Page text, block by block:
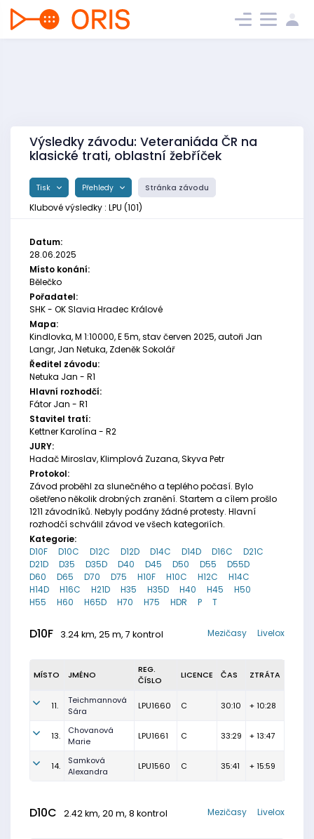
Výsledky závodu: Veteraniáda ČR na
klasické trati, oblastní žebříček
Tisk Přehledy Stránka závodu
Klubové výsledky : LPU (101)
Datum:
28.06.2025
Místo konání:
Bělečko
Pořadatel:
SHK - OK Slavia Hradec Králové
Mapa:
Kindlovka, M 1:10000, E 5m, stav červen 2025, autoři Jan
Langr, Jan Netuka, Zdeněk Sokolář
Ředitel závodu:
Netuka Jan - R1
Hlavní rozhodčí:
Fátor Jan - R1
Stavitel tratí:
Kettner Karolína - R2
JURY:
Hadač Miroslav, Klimplová Zuzana, Skyva Petr
Protokol:
Závod proběhl za slunečného a teplého počasí. Bylo
ošetřeno několik drobných zranění. Startem a cílem prošlo
1211 závodníků. Nebyly podány žádné protesty. Hlavní
rozhodčí schválil závod ve všech kategoriích.
Kategorie:
D10F
D10C D12C D12D D14C D14D D16C
D21C
D21D
D35 D35D D40 D45 D50 D55
D55D
D60
D65 D70 D75 H10F H10C H12C
H14C
H14D
H16C H21D H35 H35D H40 H45
H50
H55
H60 H65D H70 H75 HDR P T
D10F 3.24 km, 25 m, 7 kontrol Livelox
Mezičasy
MÍSTO JMÉNO
REG.
ČÍSLO
LICENCE ČAS ZTRÁTA
11.
Teichmannová
Sára
LPU1660 C 30:10 + 10:28
13.
Chovanová
Marie
LPU1661 C 33:29 + 13:47
14.
Samková
Alexandra
LPU1560 C 35:41 + 15:59
D10C 2.42 km, 20 m, 8 kontrol Livelox
Mezičasy